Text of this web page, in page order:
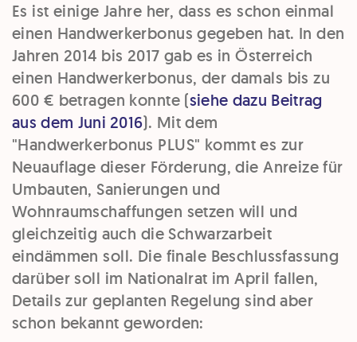
Es ist einige Jahre her, dass es schon einmal
einen Handwerkerbonus gegeben hat. In den
Jahren 2014 bis 2017 gab es in Österreich
einen Handwerkerbonus, der damals bis zu
600 € betragen konnte (siehe dazu Beitrag
aus dem Juni 2016). Mit dem
"Handwerkerbonus PLUS" kommt es zur
Neuauflage dieser Förderung, die Anreize für
Umbauten, Sanierungen und
Wohnraumschaffungen setzen will und
gleichzeitig auch die Schwarzarbeit
eindämmen soll. Die finale Beschlussfassung
darüber soll im Nationalrat im April fallen,
Details zur geplanten Regelung sind aber
schon bekannt geworden: